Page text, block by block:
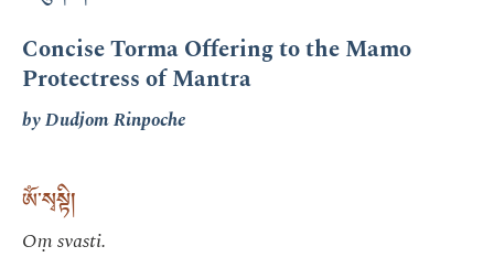
Concise Torma Offering to the Mamo
Protectress of Mantra
by Dudjom Rinpoche
ཨོཾ་སྭསྟི།
Oṃ svasti.